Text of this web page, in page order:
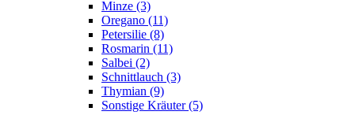
Minze (3)
Oregano (11)
Petersilie (8)
Rosmarin (11)
Salbei (2)
Schnittlauch (3)
Thymian (9)
Sonstige Kräuter (5)